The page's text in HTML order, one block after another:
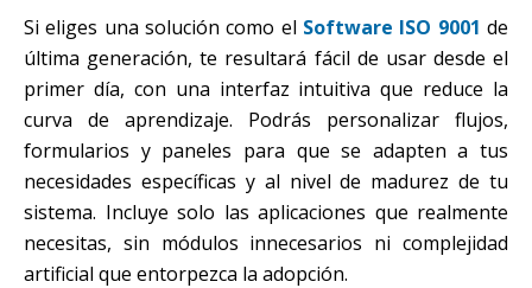
Si eliges una solución como el Software ISO 9001 de
última generación, te resultará fácil de usar desde el
primer día, con una interfaz intuitiva que reduce la
curva de aprendizaje. Podrás personalizar flujos,
formularios y paneles para que se adapten a tus
necesidades específicas y al nivel de madurez de tu
sistema. Incluye solo las aplicaciones que realmente
necesitas, sin módulos innecesarios ni complejidad
artificial que entorpezca la adopción.